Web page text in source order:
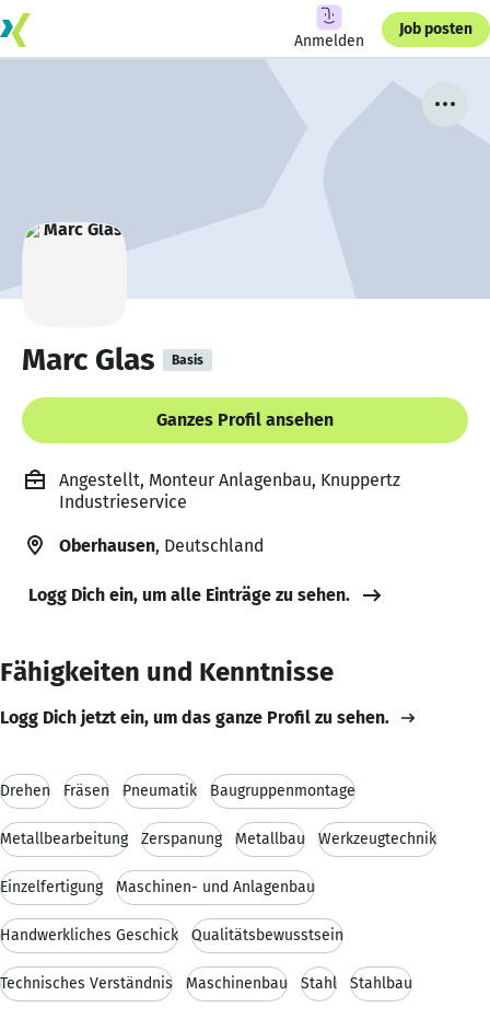
Anmelden
Job posten
Marc Glas Basis
Ganzes Profil ansehen
Angestellt, Monteur Anlagenbau, Knuppertz
Industrieservice
Oberhausen, Deutschland
Logg Dich ein, um alle Einträge zu sehen.
Fähigkeiten und Kenntnisse
Logg Dich jetzt ein, um das ganze Profil zu sehen.
Drehen Fräsen Pneumatik Baugruppenmontage
Metallbearbeitung Zerspanung Metallbau Werkzeugtechnik
Einzelfertigung Maschinen- und Anlagenbau
Handwerkliches Geschick Qualitätsbewusstsein
Technisches Verständnis Maschinenbau Stahl Stahlbau